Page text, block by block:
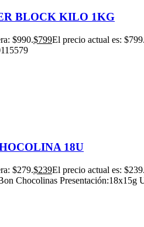
BLOCK KILO 1KG
$990.$799El precio actual es: $799.
18U
$279.$239El precio actual es: $239.
Chocolinas Presentación:18x15g